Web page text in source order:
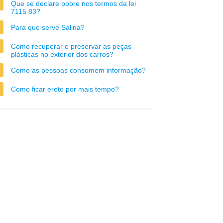
Que se declare pobre nos termos da lei
7115 83?
Para que serve Salina?
Como recuperar e preservar as peças
plásticas no exterior dos carros?
Como as pessoas consomem informação?
Como ficar ereto por mais tempo?